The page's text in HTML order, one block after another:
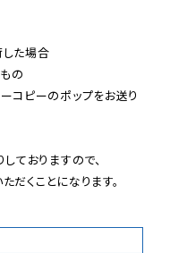
た場合
の
コピーのポップをお送り
ておりますので、
だくことになります。